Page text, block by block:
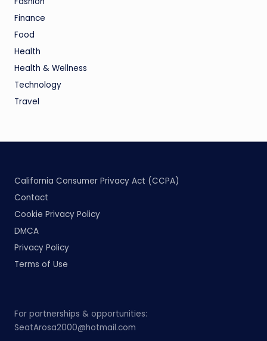
Finance
Food
Health
Health & Wellness
Technology
Travel
California Consumer Privacy Act (CCPA)
Contact
Cookie Privacy Policy
DMCA
Privacy Policy
Terms of Use
For partnerships & opportunities:
SeatArosa2000@hotmail.com